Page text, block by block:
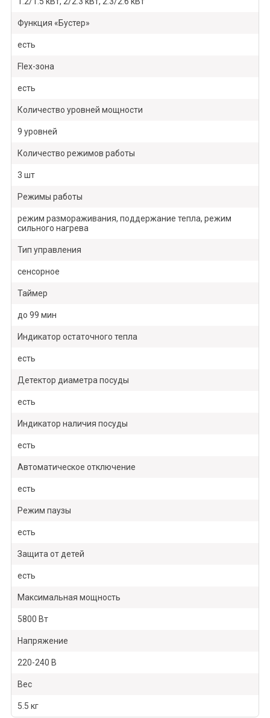
Функция «Бустер»
есть
Flex-зона
есть
Количество уровней мощности
9 уровней
Количество режимов работы
3 шт
Режимы работы
режим размораживания, поддержание тепла, режим
сильного нагрева
Тип управления
сенсорное
Таймер
до 99 мин
Индикатор остаточного тепла
есть
Детектор диаметра посуды
есть
Индикатор наличия посуды
есть
Автоматическое отключение
есть
Режим паузы
есть
Защита от детей
есть
Максимальная мощность
5800 Вт
Напряжение
220-240 В
Вес
5.5 кг